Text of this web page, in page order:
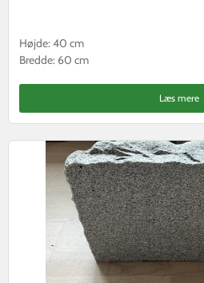
Højde: 40 cm
Bredde: 60 cm
Læs mere